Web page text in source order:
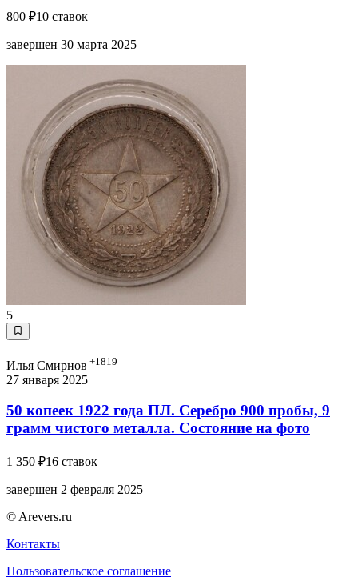
800 ₽10 ставок
завершен 30 марта 2025
5
Илья Смирнов +1819
27 января 2025
50 копеек 1922 года ПЛ. Серебро 900 пробы, 9
грамм чистого металла. Состояние на фото
1 350 ₽16 ставок
завершен 2 февраля 2025
© Arevers.ru
Контакты
Пользовательское соглашение